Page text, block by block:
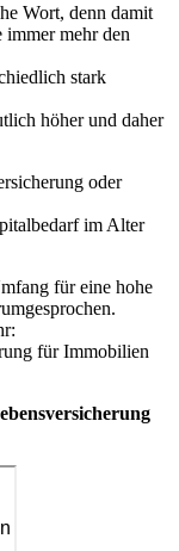
Wort, denn damit
immer mehr den
stark
höher und daher
oder
im Alter
für eine hohe
für Immobilien